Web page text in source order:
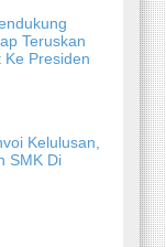
Teruskan
Ke Presiden
Kelulusan,
SMK Di